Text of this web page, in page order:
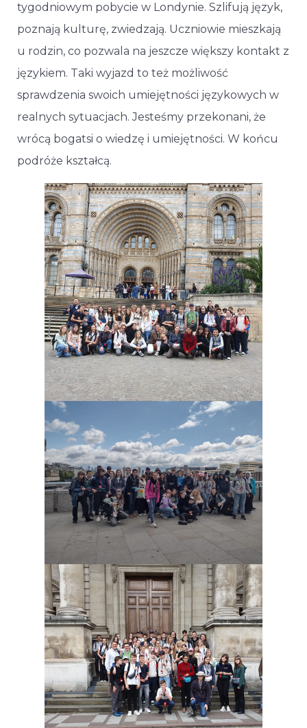
tygodniowym pobycie w Londynie. Szlifują język,
poznają kulturę, zwiedzają. Uczniowie mieszkają
u rodzin, co pozwala na jeszcze większy kontakt z
językiem. Taki wyjazd to też możliwość
sprawdzenia swoich umiejętności językowych w
realnych sytuacjach. Jesteśmy przekonani, że
wrócą bogatsi o wiedzę i umiejętności. W końcu
podróże kształcą.